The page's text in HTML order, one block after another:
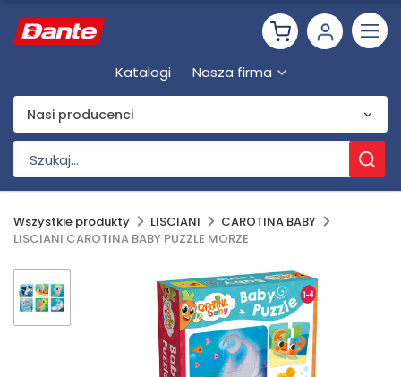
Katalogi Nasza firma
Nasi producenci
Wszystkie produkty LISCIANI
CAROTINA BABY
LISCIANI CAROTINA BABY PUZZLE MORZE